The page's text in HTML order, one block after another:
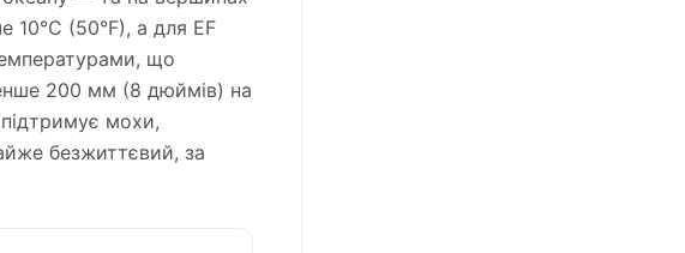
10°C (50°F), а для EF
що
200 мм (8 дюймів) на
мохи,
безжиттєвий, за